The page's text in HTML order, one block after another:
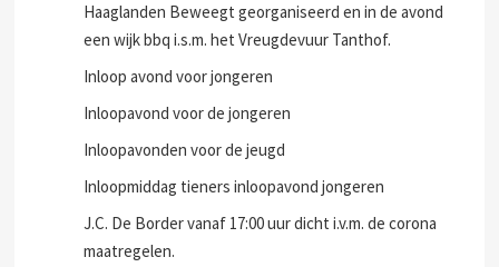
Haaglanden Beweegt georganiseerd en in de avond
een wijk bbq i.s.m. het Vreugdevuur Tanthof.
Inloop avond voor jongeren
Inloopavond voor de jongeren
Inloopavonden voor de jeugd
Inloopmiddag tieners inloopavond jongeren
J.C. De Border vanaf 17:00 uur dicht i.v.m. de corona
maatregelen.